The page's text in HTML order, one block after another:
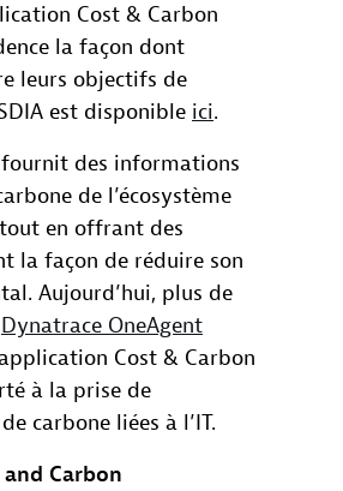
Cost & Carbon
la façon dont
leurs objectifs de
est disponible ici.
des informations
de l’écosystème
en offrant des
la façon de réduire son
Aujourd’hui, plus de
Dynatrace OneAgent
Cost & Carbon
à la prise de
carbone liées à l’IT.
Carbon